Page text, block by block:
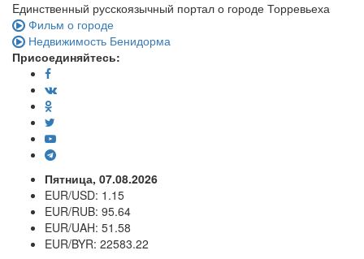
Eдинственный русскоязычный портал о городе Торревьеха
Фильм о городе
Недвижимость Бенидорма
Присоединяйтесь:
Пятница, 07.08.2026
EUR/USD: 1.15
EUR/RUB: 95.64
EUR/UAH: 51.58
EUR/BYR: 22583.22